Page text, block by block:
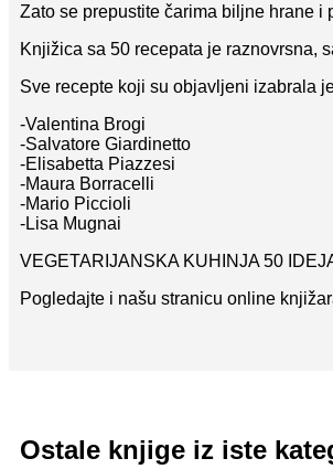
Zato se prepustite čarima biljne hrane
Knjižica sa 50 recepata je raznovrsna,
Sve recepte koji su objavljeni izabrala
-Valentina Brogi
-Salvatore Giardinetto
-Elisabetta Piazzesi
-Maura Borracelli
-Mario Piccioli
-Lisa Mugnai
VEGETARIJANSKA KUHINJA 50
Pogledajte i našu stranicu online
Ostale knjige iz iste